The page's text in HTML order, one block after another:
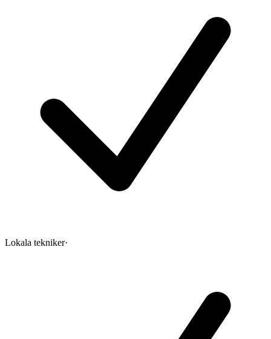
Lokala tekniker·